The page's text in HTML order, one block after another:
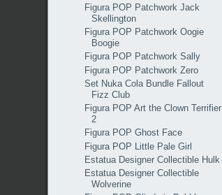
Figura POP Patchwork Jack
Skellington
Figura POP Patchwork Oogie
Boogie
Figura POP Patchwork Sally
Figura POP Patchwork Zero
Set Nuka Cola Bundle Fallout
Fizz Club
Figura POP Art the Clown Terrifier
2
Figura POP Ghost Face
Figura POP Little Pale Girl
Estatua Designer Collectible Hulk
Estatua Designer Collectible
Wolverine